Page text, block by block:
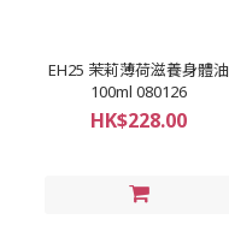
EH25 茉莉薄荷滋養身體油
100ml 080126
HK$228.00